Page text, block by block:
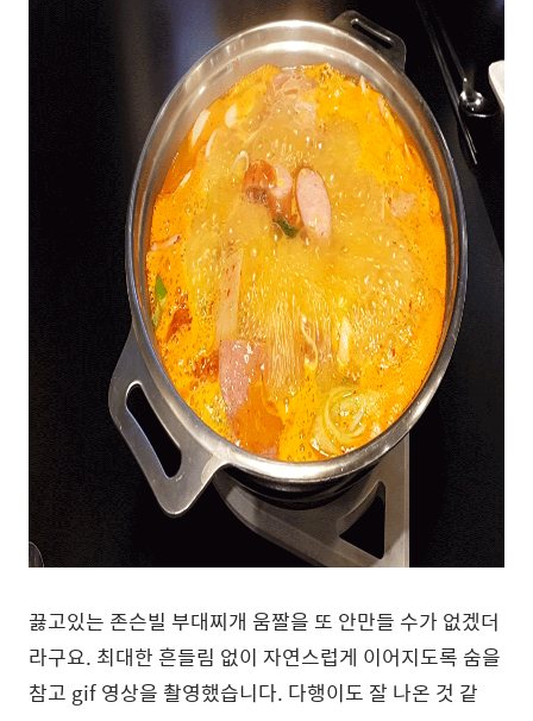
끓고있는 존슨빌 부대찌개 움짤을 또 안만들 수가 없겠더
라구요. 최대한 흔들림 없이 자연스럽게 이어지도록 숨을
참고 gif 영상을 촬영했습니다. 다행이도 잘 나온 것 같